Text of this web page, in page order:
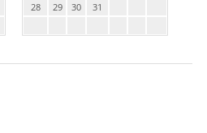
28
29 30 31